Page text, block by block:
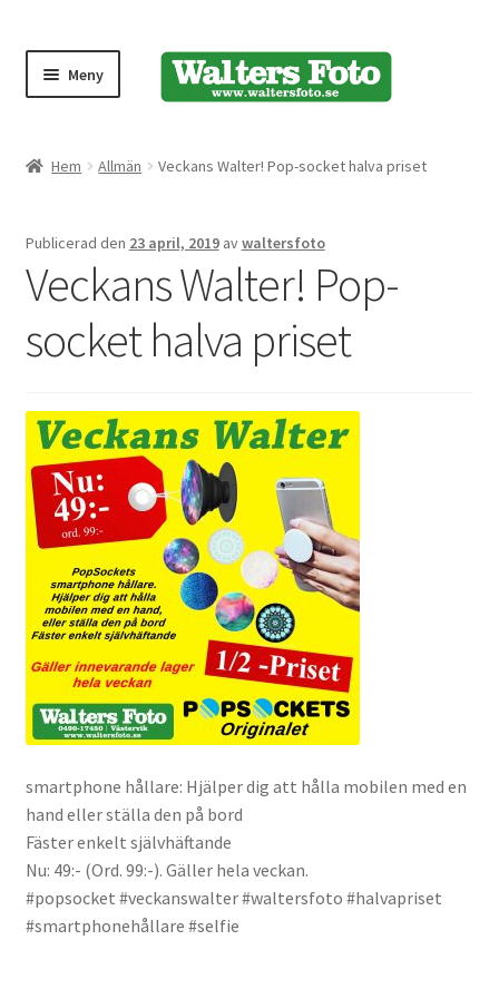
Meny
Bärremmar
Blixtar
Stativ
Väskor
Objektiv Canon
Objektiv Nikon
Objektiv övriga
Motljusskydd
Övriga objektivtillbehör & filter
Handkikare
Hem Allmän Veckans Walter! Pop-socket halva priset
Publicerad den 23 april, 2019 avwaltersfoto
Veckans Walter! Pop-
socket halva priset
smartphone hållare: Hjälper dig att hålla mobilen med en
hand eller ställa den på bord
Fäster enkelt självhäftande
Nu: 49:- (Ord. 99:-). Gäller hela veckan.
#popsocket #veckanswalter #waltersfoto #halvapriset
#smartphonehållare #selfie